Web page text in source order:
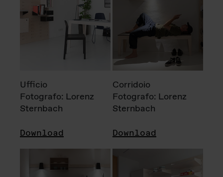
Ufficio
Fotografo: Lorenz
Sternbach
Download
Corridoio
Fotografo: Lorenz
Sternbach
Download